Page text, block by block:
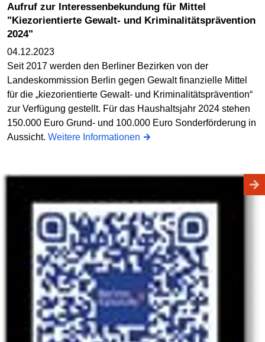
Aufruf zur Interessenbekundung für Mittel
"Kiezorientierte Gewalt- und Kriminalitätsprävention
2024"
04.12.2023
Seit 2017 werden den Berliner Bezirken von der
Landeskommission Berlin gegen Gewalt finanzielle Mittel
für die „kiezorientierte Gewalt- und Kriminalitätsprävention“
zur Verfügung gestellt. Für das Haushaltsjahr 2024 stehen
150.000 Euro Grund- und 100.000 Euro Sonderförderung in
Aussicht. Weitere Informationen